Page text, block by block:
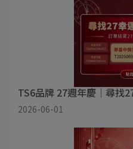
TS6品牌 27週年慶｜尋找
2026-06-01